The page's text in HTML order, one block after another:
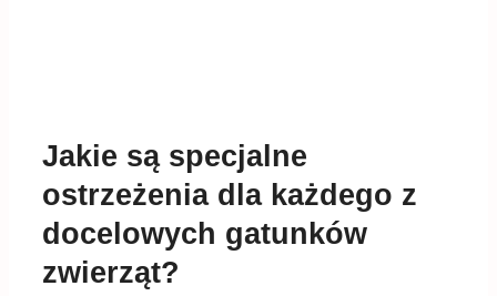
Jakie są specjalne
ostrzeżenia dla każdego z
docelowych gatunków
zwierząt?